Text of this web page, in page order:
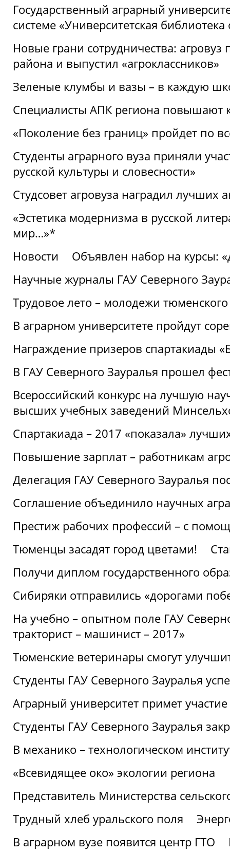
Государственный аграрный
системе «Университетская
Новые грани сотрудничества:
района и выпустил «агроклассников»
Зеленые клумбы и вазы – в каждую
Специалисты АПК региона повышают
«Поколение без границ» пройдет по
Студенты аграрного вуза приняли
русской культуры и словесности»
Студсовет агровуза наградил лучших
«Эстетика модернизма в русской
мир…»*
Новости
Объявлен набор на курсы:
Научные журналы ГАУ Северного
Трудовое лето – молодежи
В аграрном университете пройдут
Награждение призеров спартакиады
В ГАУ Северного Зауралья прошел
Всероссийский конкурс на лучшую
высших учебных заведений
Спартакиада – 2017 «показала»
Повышение зарплат – работникам
Делегация ГАУ Северного Зауралья
Соглашение объединило научных
Престиж рабочих профессий – с
Тюменцы засадят город цветами!
Получи диплом государственного
Сибиряки отправились «дорогами
На учебно – опытном поле ГАУ
тракторист – машинист – 2017»
Тюменские ветеринары смогут
Студенты ГАУ Северного Зауралья
Аграрный университет примет
Студенты ГАУ Северного Зауралья
В механико – технологическом
«Всевидящее око» экологии региона
Представитель Министерства
Трудный хлеб уральского поля
В аграрном вузе появится центр ГТО